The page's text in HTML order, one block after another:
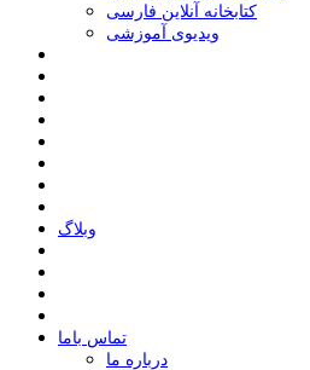
کتابخانه آنلاین فارسی
ویدیوی آموزشی
وبلاگ
ﺗﻤﺎﺱ ﺑﺎﻣﺎ
درباره ما